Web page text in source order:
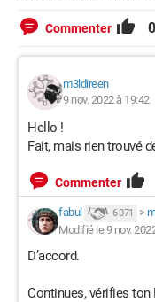
Commenter 0
m3ldireen
9 nov. 2022 à 19:42
Hello !
Fait, mais rien trouvé
Commenter
fabul 6 071 >
Modifié le 9 nov.
D’accord.
Continues, vérifies ton